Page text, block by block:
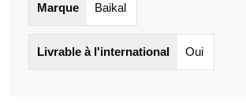
Marque Baikal
Livrable à l'international Oui